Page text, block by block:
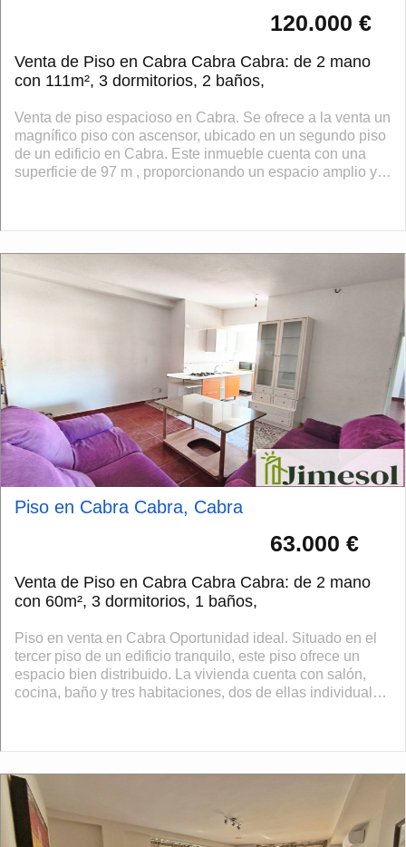
120.000 €
Venta de Piso en Cabra Cabra Cabra: de 2 mano
con 111m², 3 dormitorios, 2 baños,
Venta de piso espacioso en Cabra. Se ofrece a la venta un
magnífico piso con ascensor, ubicado en un segundo piso
de un edificio en Cabra. Este inmueble cuenta con una
superficie de 97 m , proporcionando un espacio amplio y
Piso en Cabra Cabra, Cabra
63.000 €
Venta de Piso en Cabra Cabra Cabra: de 2 mano
con 60m², 3 dormitorios, 1 baños,
Piso en venta en Cabra Oportunidad ideal. Situado en el
tercer piso de un edificio tranquilo, este piso ofrece un
espacio bien distribuido. La vivienda cuenta con salón,
cocina, baño y tres habitaciones, dos de ellas individuales